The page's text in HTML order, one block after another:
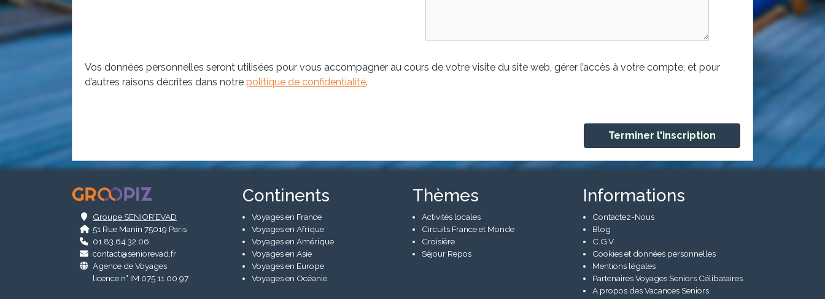
Vos données personnelles seront utilisées pour vous accompagner au cours de votre visite du site web, gérer l’accès à votre compte, et pour
d’autres raisons décrites dans notre politique de confidentialité.
Groupe SENIOR’EVAD
51 Rue Manin 75019 Paris
01.83.64.32.06
contact@seniorevad.fr
Agence de Voyages
licence n° IM 075 11 00 97
Continents
Voyages en France
Voyages en Afrique
Voyages en Amérique
Voyages en Asie
Voyages en Europe
Voyages en Océanie
Thèmes
Activités locales
Circuits France et Monde
Croisière
Séjour Repos
Informations
Contactez-Nous
Blog
C.G.V.
Cookies et données personnelles
Mentions légales
Partenaires Voyages Seniors Célibataires
A propos des Vacances Seniors